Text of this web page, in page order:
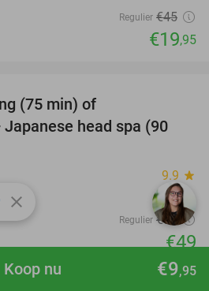
€9,95
Koop nu
Regulier €45
€19,95
(75 min) of
head spa (90
9.9 star
Regulier €99
€49
close